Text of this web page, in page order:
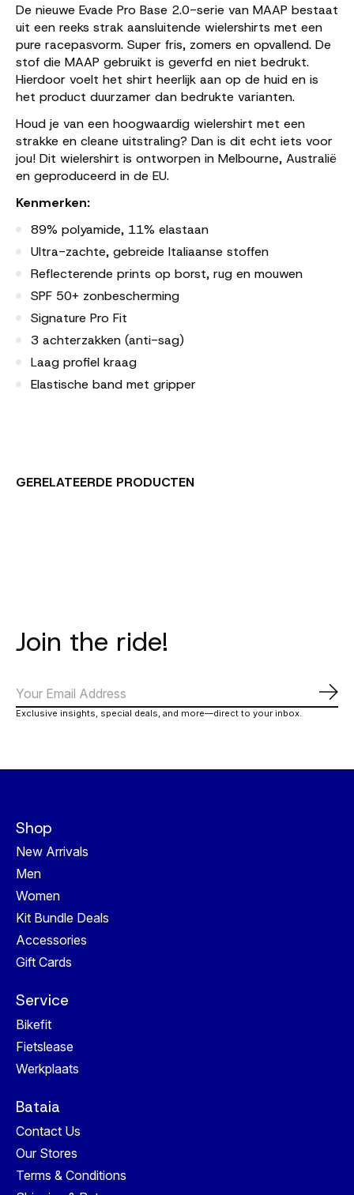
De nieuwe Evade Pro Base 2.0-serie van MAAP bestaat
uit een reeks strak aansluitende wielershirts met een
pure racepasvorm. Super fris, zomers en opvallend. De
stof die MAAP gebruikt is geverfd en niet bedrukt.
Hierdoor voelt het shirt heerlijk aan op de huid en is
het product duurzamer dan bedrukte varianten.
Houd je van een hoogwaardig wielershirt met een
strakke en cleane uitstraling? Dan is dit echt iets voor
jou! Dit wielershirt is ontworpen in Melbourne, Australië
en geproduceerd in de EU.
Kenmerken:
89% polyamide, 11% elastaan
Ultra-zachte, gebreide Italiaanse stoffen
Reflecterende prints op borst, rug en mouwen
SPF 50+ zonbescherming
Signature Pro Fit
3 achterzakken (anti-sag)
Laag profiel kraag
Elastische band met gripper
GERELATEERDE PRODUCTEN
Join the ride!
Exclusive insights, special deals, and more—direct to your inbox.
Shop
New Arrivals
Men
Women
Kit Bundle Deals
Accessories
Gift Cards
Service
Bikefit
Fietslease
Werkplaats
Bataia
Contact Us
Our Stores
Terms & Conditions